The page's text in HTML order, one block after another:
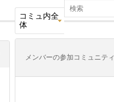
コミュ内全
体
メンバーの参加コミュニティ